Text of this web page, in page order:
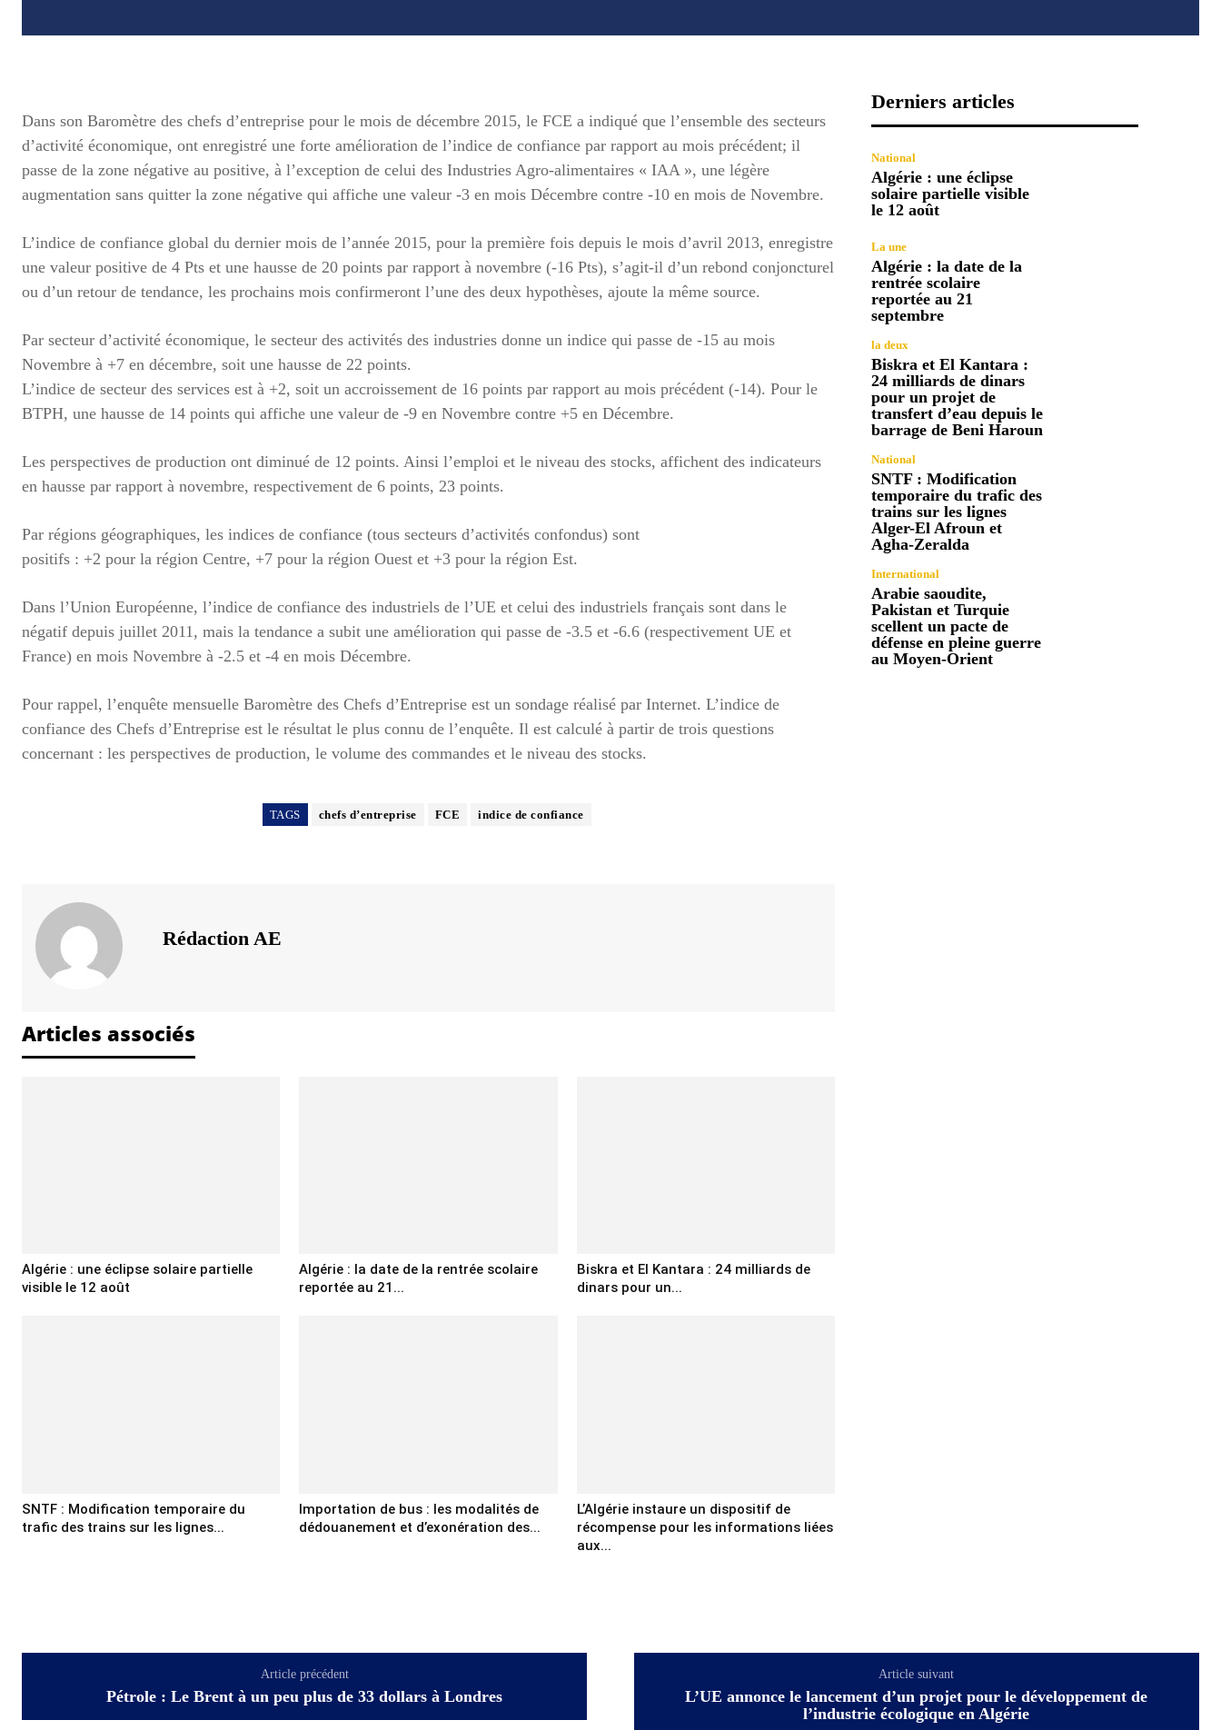
Dans son Baromètre des chefs d’entreprise pour le mois de décembre 2015, le FCE a indiqué que l’ensemble des secteurs
d’activité économique, ont enregistré une forte amélioration de l’indice de confiance par rapport au mois précédent; il
passe de la zone négative au positive, à l’exception de celui des Industries Agro-alimentaires « IAA », une légère
augmentation sans quitter la zone négative qui affiche une valeur -3 en mois Décembre contre -10 en mois de Novembre.
L’indice de confiance global du dernier mois de l’année 2015, pour la première fois depuis le mois d’avril 2013, enregistre
une valeur positive de 4 Pts et une hausse de 20 points par rapport à novembre (-16 Pts), s’agit-il d’un rebond conjoncturel
ou d’un retour de tendance, les prochains mois confirmeront l’une des deux hypothèses, ajoute la même source.
Par secteur d’activité économique, le secteur des activités des industries donne un indice qui passe de -15 au mois
Novembre à +7 en décembre, soit une hausse de 22 points.
L’indice de secteur des services est à +2, soit un accroissement de 16 points par rapport au mois précédent (-14). Pour le
BTPH, une hausse de 14 points qui affiche une valeur de -9 en Novembre contre +5 en Décembre.
Les perspectives de production ont diminué de 12 points. Ainsi l’emploi et le niveau des stocks, affichent des indicateurs
en hausse par rapport à novembre, respectivement de 6 points, 23 points.
Par régions géographiques, les indices de confiance (tous secteurs d’activités confondus) sont
positifs : +2 pour la région Centre, +7 pour la région Ouest et +3 pour la région Est.
Dans l’Union Européenne, l’indice de confiance des industriels de l’UE et celui des industriels français sont dans le
négatif depuis juillet 2011, mais la tendance a subit une amélioration qui passe de -3.5 et -6.6 (respectivement UE et
France) en mois Novembre à -2.5 et -4 en mois Décembre.
Pour rappel, l’enquête mensuelle Baromètre des Chefs d’Entreprise est un sondage réalisé par Internet. L’indice de
confiance des Chefs d’Entreprise est le résultat le plus connu de l’enquête. Il est calculé à partir de trois questions
concernant : les perspectives de production, le volume des commandes et le niveau des stocks.
TAGS chefs d’entreprise FCE indice de confiance
Rédaction AE
Articles associés
Algérie : une éclipse solaire partielle
visible le 12 août
Algérie : la date de la rentrée scolaire
reportée au 21...
Biskra et El Kantara : 24 milliards de
dinars pour un...
SNTF : Modification temporaire du
trafic des trains sur les lignes...
Importation de bus : les modalités de
dédouanement et d’exonération des...
L’Algérie instaure un dispositif de
récompense pour les informations liées
aux...
Derniers articles
National
Algérie : une éclipse
solaire partielle visible
le 12 août
La une
Algérie : la date de la
rentrée scolaire
reportée au 21
septembre
la deux
Biskra et El Kantara :
24 milliards de dinars
pour un projet de
transfert d’eau depuis le
barrage de Beni Haroun
National
SNTF : Modification
temporaire du trafic des
trains sur les lignes
Alger-El Afroun et
Agha-Zeralda
International
Arabie saoudite,
Pakistan et Turquie
scellent un pacte de
défense en pleine guerre
au Moyen-Orient
Article précédent
Pétrole : Le Brent à un peu plus de 33 dollars à Londres
Article suivant
L’UE annonce le lancement d’un projet pour le développement de
l’industrie écologique en Algérie